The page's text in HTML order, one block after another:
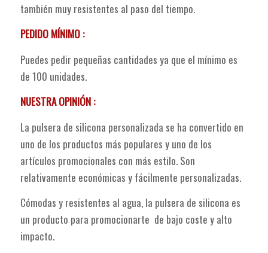
también muy resistentes al paso del tiempo.
PEDIDO MÍNIMO :
Puedes pedir pequeñas cantidades ya que el mínimo es
de 100 unidades.
NUESTRA OPINIÓN :
La pulsera de silicona personalizada se ha convertido en
uno de los productos más populares y uno de los
artículos promocionales con más estilo. Son
relativamente económicas y fácilmente personalizadas.
Cómodas y resistentes al agua, la pulsera de silicona es
un producto para promocionarte de bajo coste y alto
impacto.